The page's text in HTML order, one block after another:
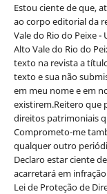
Estou ciente de que,
ao corpo editorial da
Vale do Rio do Peixe
Alto Vale do Rio do
texto na revista a
texto e sua não
em meu nome e em
existirem.Reitero que
direitos patrimoniais
Comprometo-me
qualquer outro
Declaro estar ciente
acarretará em
Lei de Proteção de